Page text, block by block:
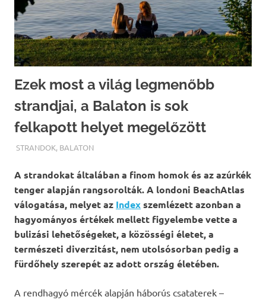
Ezek most a világ legmenőbb
strandjai, a Balaton is sok
felkapott helyet megelőzött
TERMALFURDOK.COM
STRANDOK, BALATON
A strandokat általában a finom homok és az azúrkék
tenger alapján rangsorolták. A londoni BeachAtlas
válogatása, melyet az Indexszemlézett azonban a
hagyományos értékek mellett figyelembe vette a
bulizási lehetőségeket, a közösségi életet, a
természeti diverzitást, nem utolsósorban pedig a
fürdőhely szerepét az adott ország életében.
A rendhagyó mércék alapján háborús csataterek –